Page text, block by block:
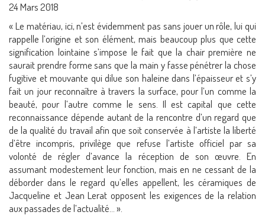
24 Mars 2018
« Le matériau, ici, n’est évidemment pas sans jouer un rôle, lui qui
rappelle l’origine et son élément, mais beaucoup plus que cette
signification lointaine s’impose le fait que la chair première ne
saurait prendre forme sans que la main y fasse pénétrer la chose
fugitive et mouvante qui dilue son haleine dans l’épaisseur et s’y
fait un jour reconnaître à travers la surface, pour l’un comme la
beauté, pour l’autre comme le sens. Il est capital que cette
reconnaissance dépende autant de la rencontre d’un regard que
de la qualité du travail afin que soit conservée à l’artiste la liberté
d’être incompris, privilège que refuse l’artiste officiel par sa
volonté de régler d’avance la réception de son œuvre. En
assumant modestement leur fonction, mais en ne cessant de la
déborder dans le regard qu’elles appellent, les céramiques de
Jacqueline et Jean Lerat opposent les exigences de la relation
aux passades de l’actualité… ».